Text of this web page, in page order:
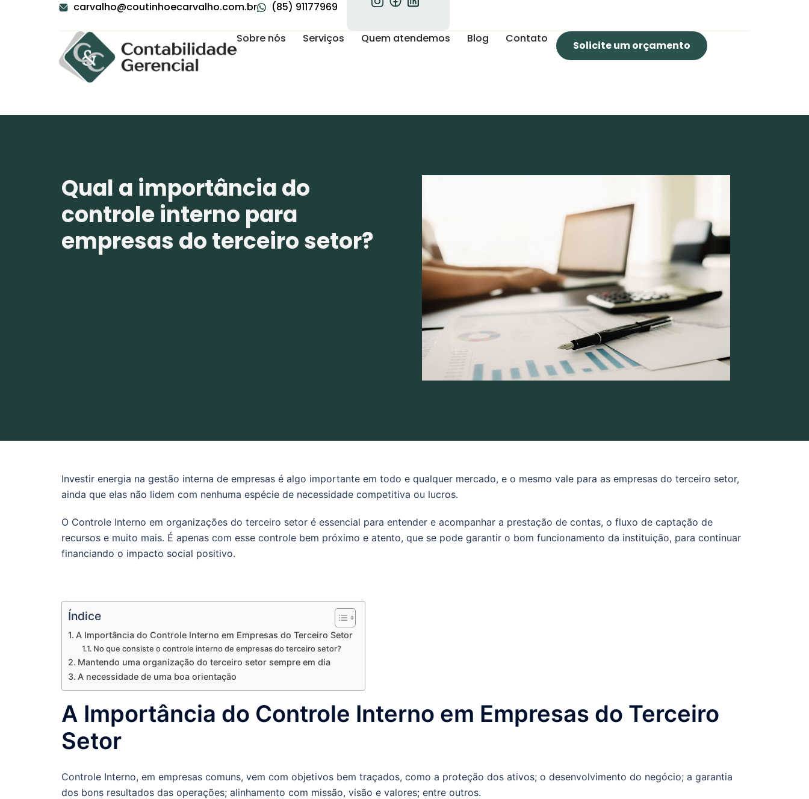
carvalho@coutinhoecarvalho.com.br (85) 91177969
Sobre nós Serviços Quem atendemos Blog Contato
Solicite um orçamento
Qual a importância do
controle interno para
empresas do terceiro setor?
Investir energia na gestão interna de empresas é algo importante em todo e qualquer mercado, e o mesmo vale para as empresas do terceiro setor,
ainda que elas não lidem com nenhuma espécie de necessidade competitiva ou lucros.
O Controle Interno em organizações do terceiro setor é essencial para entender e acompanhar a prestação de contas, o fluxo de captação de
recursos e muito mais. É apenas com esse controle bem próximo e atento, que se pode garantir o bom funcionamento da instituição, para continuar
financiando o impacto social positivo.
Índice
A Importância do Controle Interno em Empresas do Terceiro Setor
No que consiste o controle interno de empresas do terceiro setor?
Mantendo uma organização do terceiro setor sempre em dia
A necessidade de uma boa orientação
A Importância do Controle Interno em Empresas do Terceiro
Setor
Controle Interno, em empresas comuns, vem com objetivos bem traçados, como a proteção dos ativos; o desenvolvimento do negócio; a garantia
dos bons resultados das operações; alinhamento com missão, visão e valores; entre outros.